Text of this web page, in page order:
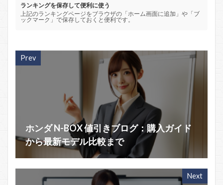
ランキングを保存して便利に使う
上記のランキングページをブラウザの「ホーム画面に追加」や「ブ
ックマーク」で保存しておくと便利です。
Prev
ホンダ N-BOX 値引きブログ：購入ガイド
から最新モデル比較まで
Next